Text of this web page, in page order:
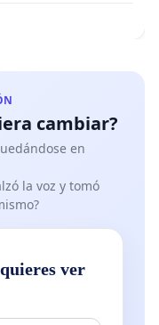
cambiar?
en
la voz y tomó
ver